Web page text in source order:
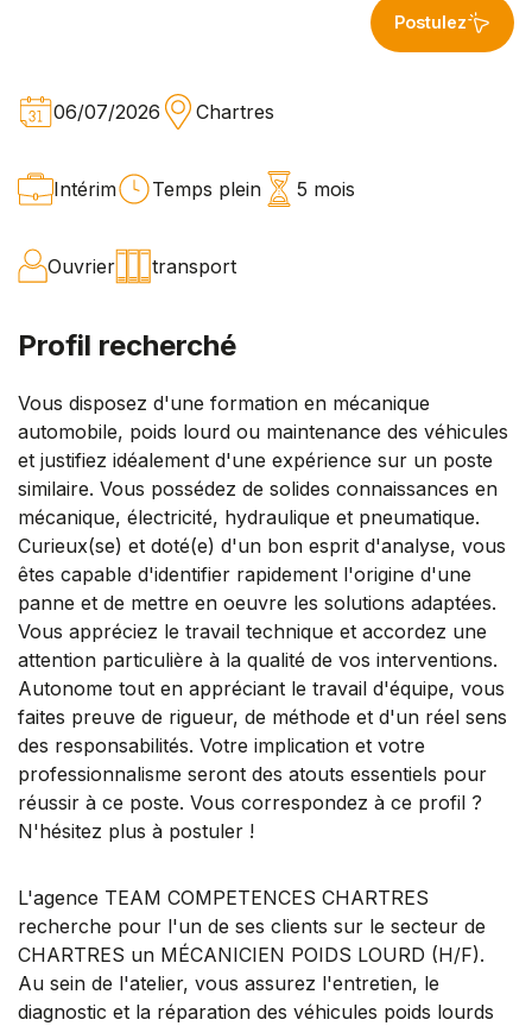
Postulez
06/07/2026 Chartres
Intérim Temps plein 5 mois
Ouvrier transport
Profil recherché
Vous disposez d'une formation en mécanique
automobile, poids lourd ou maintenance des véhicules
et justifiez idéalement d'une expérience sur un poste
similaire. Vous possédez de solides connaissances en
mécanique, électricité, hydraulique et pneumatique.
Curieux(se) et doté(e) d'un bon esprit d'analyse, vous
êtes capable d'identifier rapidement l'origine d'une
panne et de mettre en oeuvre les solutions adaptées.
Vous appréciez le travail technique et accordez une
attention particulière à la qualité de vos interventions.
Autonome tout en appréciant le travail d'équipe, vous
faites preuve de rigueur, de méthode et d'un réel sens
des responsabilités. Votre implication et votre
professionnalisme seront des atouts essentiels pour
réussir à ce poste. Vous correspondez à ce profil ?
N'hésitez plus à postuler !
L'agence TEAM COMPETENCES CHARTRES
recherche pour l'un de ses clients sur le secteur de
CHARTRES un MÉCANICIEN POIDS LOURD (H/F).
Au sein de l'atelier, vous assurez l'entretien, le
diagnostic et la réparation des véhicules poids lourds